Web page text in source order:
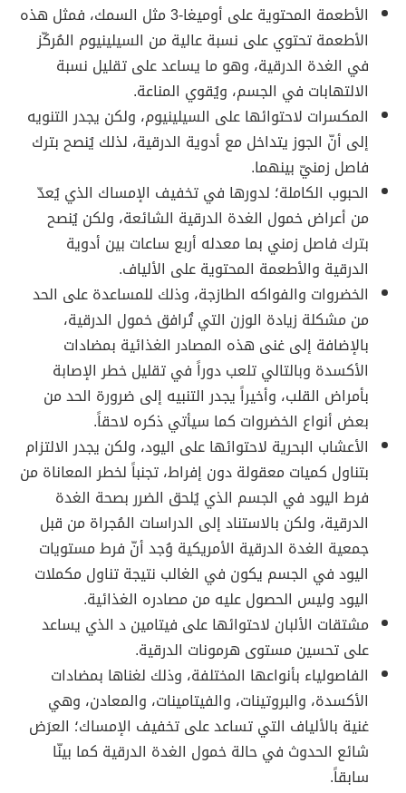
الأطعمة المحتوية على أوميغا-3 مثل السمك، فمثل هذه
الأطعمة تحتوي على نسبة عالية من السيلينيوم المُركّز
في الغدة الدرقية، وهو ما يساعد على تقليل نسبة
الالتهابات في الجسم، ويُقوي المناعة.
المكسرات لاحتوائها على السيلينيوم، ولكن يجدر التنويه
إلى أنّ الجوز يتداخل مع أدوية الدرقية، لذلك يُنصح بترك
فاصل زمنيّ بينهما.
الحبوب الكاملة؛ لدورها في تخفيف الإمساك الذي يُعدّ
من أعراض خمول الغدة الدرقية الشائعة، ولكن يُنصح
بترك فاصل زمني بما معدله أربع ساعات بين أدوية
الدرقية والأطعمة المحتوية على الألياف.
الخضروات والفواكه الطازجة، وذلك للمساعدة على الحد
من مشكلة زيادة الوزن التي تُرافق خمول الدرقية،
بالإضافة إلى غنى هذه المصادر الغذائية بمضادات
الأكسدة وبالتالي تلعب دوراً في تقليل خطر الإصابة
بأمراض القلب، وأخيراً يجدر التنبيه إلى ضرورة الحد من
بعض أنواع الخضروات كما سيأتي ذكره لاحقاً.
الأعشاب البحرية لاحتوائها على اليود، ولكن يجدر الالتزام
بتناول كميات معقولة دون إفراط، تجنباً لخطر المعاناة من
فرط اليود في الجسم الذي يُلحق الضرر بصحة الغدة
الدرقية، ولكن بالاستناد إلى الدراسات المُجراة من قبل
جمعية الغدة الدرقية الأمريكية وُجد أنّ فرط مستويات
اليود في الجسم يكون في الغالب نتيجة تناول مكملات
اليود وليس الحصول عليه من مصادره الغذائية.
مشتقات الألبان لاحتوائها على فيتامين د الذي يساعد
على تحسين مستوى هرمونات الدرقية.
الفاصولياء بأنواعها المختلفة، وذلك لغناها بمضادات
الأكسدة، والبروتينات، والفيتامينات، والمعادن، وهي
غنية بالألياف التي تساعد على تخفيف الإمساك؛ العرَض
شائع الحدوث في حالة خمول الغدة الدرقية كما بينّا
سابقاً.